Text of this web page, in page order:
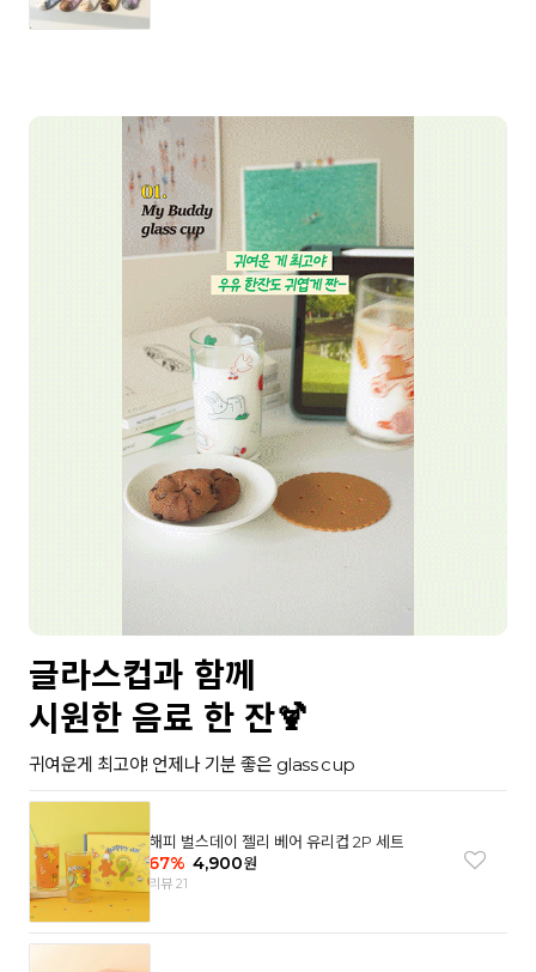
글라스컵과 함께
시원한 음료 한 잔🍹
귀여운게 최고야! 언제나 기분 좋은 glass cup
해피 벌스데이 젤리 베어 유리컵 2P 세트
67% 4,900원
리뷰 21